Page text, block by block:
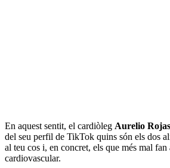
En aquest sentit, el cardiòleg Aurelio Rojas
del seu perfil de TikTok quins són els dos
al teu cos i, en concret, els que més mal fan
cardiovascular.